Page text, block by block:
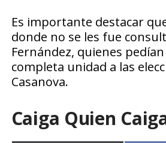
Es importante destacar
donde no se les fue
Fernández, quienes
completa unidad a las
Casanova.
Caiga Quien